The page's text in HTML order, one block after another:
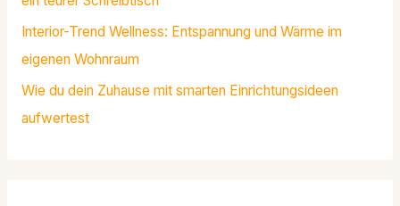
Interior-Trend Wellness: Entspannung und Wärme im
eigenen Wohnraum
Wie du dein Zuhause mit smarten Einrichtungsideen
aufwertest